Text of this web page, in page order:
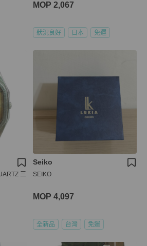
MOP 2,067
狀況良好 日本 免運
三
Seiko
SEIKO
MOP 4,097
全新品 台灣 免運